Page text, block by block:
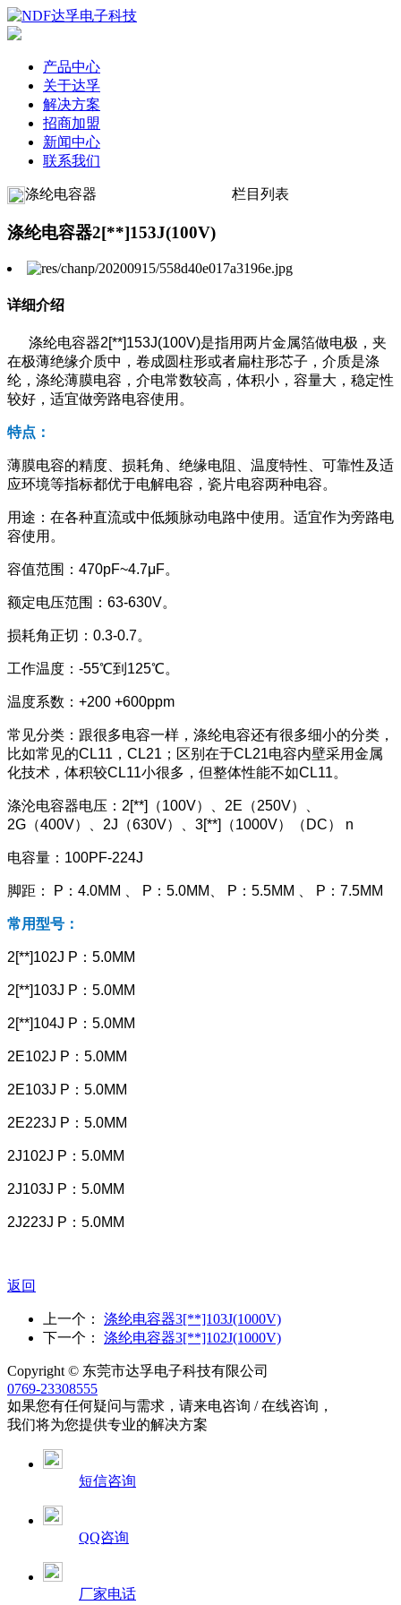
产品中心
关于达孚
解决方案
招商加盟
新闻中心
联系我们
涤纶电容器 栏目列表
涤纶电容器2[**]153J(100V)
详细介绍
涤纶电容器2[**]153J(100V)是指用两片金属箔做电极，夹
在极薄绝缘介质中，卷成圆柱形或者扁柱形芯子，介质是涤
纶，涤纶薄膜电容，介电常数较高，体积小，容量大，稳定性
较好，适宜做旁路电容使用。
特点：
薄膜电容的精度、损耗角、绝缘电阻、温度特性、可靠性及适
应环境等指标都优于电解电容，瓷片电容两种电容。
用途：在各种直流或中低频脉动电路中使用。适宜作为旁路电
容使用。
容值范围：470pF~4.7μF。
额定电压范围：63-630V。
损耗角正切：0.3-0.7。
工作温度：-55℃到125℃。
温度系数：+200 +600ppm
常见分类：跟很多电容一样，涤纶电容还有很多细小的分类，
比如常见的CL11，CL21；区别在于CL21电容内壁采用金属
化技术，体积较CL11小很多，但整体性能不如CL11。
涤沦电容器电压：2[**]（100V）、2E（250V）、
2G（400V）、2J（630V）、3[**]（1000V）（DC） n
电容量：100PF-224J
脚距： P：4.0MM 、 P：5.0MM、 P：5.5MM 、 P：7.5MM
常用型号：
2[**]102J P：5.0MM
2[**]103J P：5.0MM
2[**]104J P：5.0MM
2E102J P：5.0MM
2E103J P：5.0MM
2E223J P：5.0MM
2J102J P：5.0MM
2J103J P：5.0MM
2J223J P：5.0MM
返回
上一个： 涤纶电容器3[**]103J(1000V)
下一个： 涤纶电容器3[**]102J(1000V)
Copyright © 东莞市达孚电子科技有限公司
0769-23308555
如果您有任何疑问与需求，请来电咨询 / 在线咨询，
我们将为您提供专业的解决方案
短信咨询
QQ咨询
厂家电话